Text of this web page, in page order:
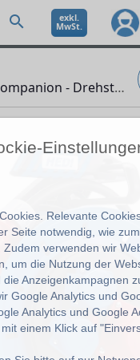
Relevante
Seite notwendig, wie
Zudem verwenden wir
um die Nutzung der
Anzeigenkampagnen
Google Analytics und
Analytics und Google
einem Klick auf
exkl.
MwSt.
GENERATION 7 Companion - Drehstrom